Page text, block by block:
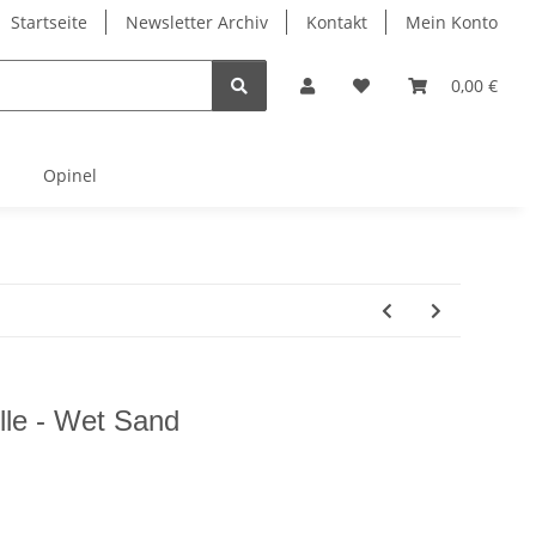
Startseite Newsletter Archiv Kontakt Mein Konto
0,00 €
Opinel
- Wet Sand